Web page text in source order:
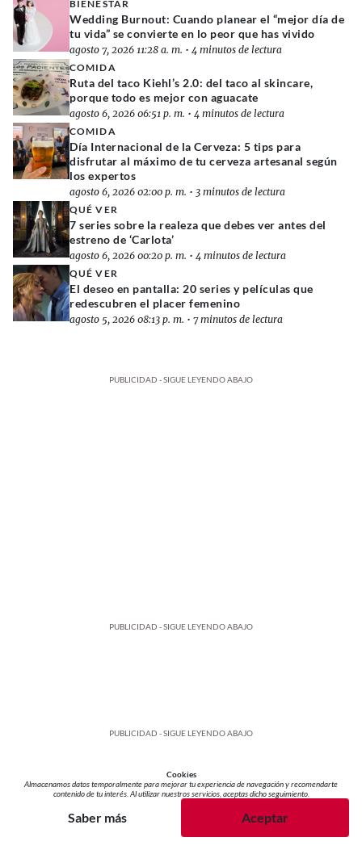
BIENESTAR
Wedding Burnout: Cuando planear el “mejor día de
tu vida” se convierte en lo peor que has vivido
agosto 7, 2026 11:28 a. m. • 4 minutos de lectura
COMIDA
Ruta del taco Kiehl’s 2.0: del taco al skincare,
porque todo es mejor con aguacate
agosto 6, 2026 06:51 p. m. • 4 minutos de lectura
COMIDA
Día Internacional de la Cerveza: 5 tips para
disfrutar al máximo de tu cerveza artesanal según
los expertos
agosto 6, 2026 02:00 p. m. • 3 minutos de lectura
QUÉ VER
7 series sobre la realeza que debes ver antes del
estreno de ‘Carlota’
agosto 6, 2026 00:20 p. m. • 4 minutos de lectura
QUÉ VER
El deseo en pantalla: 20 series y películas que
redescubren el placer femenino
agosto 5, 2026 08:13 p. m. • 7 minutos de lectura
PUBLICIDAD - SIGUE LEYENDO ABAJO
PUBLICIDAD - SIGUE LEYENDO ABAJO
PUBLICIDAD - SIGUE LEYENDO ABAJO
Cookies
Almacenamos datos temporalmente para mejorar tu experiencia de navegación y recomendarte
contenido de tu interés. Al utilizar nuestros servicios, aceptas dicho seguimiento.
Saber más Aceptar